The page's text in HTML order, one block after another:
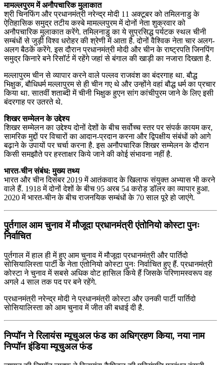
मामल्‍लपुरम में अनौपचारिक मुलाकात
श्री चिनफिंग और प्रधानमंत्री नरेन्‍द्र मोदी 11 अक्टूबर को तमिलनाडु के
ऐतिहासिक समुद्र तटीय कस्‍बे मामल्‍लपुरम में दोनों नेता शुक्रवार को
अनौपचारिक मुलाकात करेंगे. तमिलनाडु का ये सुप्रसिद्ध पर्यटक स्‍थल चीनी
सम्‍बंधों से जुड़ी विश्‍व धरोहर की श्रेणी में आता है. दोनों वैश्विक नेता चार अलग-
अलग बैठकें करेंगे. इस दौरान प्रधानमंत्री मोदी और चीन के राष्ट्रपति जिनपिंग
समुद्र किनारे बने रिसॉर्ट में रहेंगे जहां से बंगाल की खाड़ी का नजारा दिखता है.
मल्‍लापुरम चीन से व्‍यापार करने वाले पल्‍लव राजवंश का बंदरगाह था. बौद्ध
भिक्षुक, बौधिधर्म मल्‍लापुरम से ही चीन गए थे और उन्‍होंने वहां बौद्ध धर्म का प्रचार
किया था. सातवीं शताब्‍दी में चीनी भिक्षुक हुएन सांग कांचीपुरम जाने के लिए इसी
बंदरगाह पर उतरते थे.
शिखर सम्‍मेलन के उद्देश्‍य
शिखर सम्‍मेलन का उद्देश्‍य दोनों देशों के बीच सर्वोच्‍च स्‍तर पर संपर्क कायम कर,
सामरिक मुद्दों पर विचारों का आदान-प्रदान करना और द्विपक्षीय संबंधों को आगे
बढ़ाने के उपायों पर चर्चा करना है. इस अनौपचारिक शिखर सम्‍मेलन के दौरान
किसी समझौते पर हस्‍ताक्षर किये जाने की कोई संभावना नहीं है.
भारत-चीन संबंध: मुख्य तथ्य
भारत और चीन दिसंबर 2019 में आतंकवाद के खिलाफ संयुक्‍त अभ्‍यास भी करने
वाले हैं. 1918 में दोनों देशों के बीच 95 अरब 54 करोड़ डॉलर का व्‍यापार हुआ.
2020 में भारत-चीन के बीच राजनयिक सम्‍बंधों के 70 साल पूरे हो जाएंगे.
पुर्तगाल आम चुनाव में मौजूदा प्रधानमंत्री एंतोनियो कोस्‍टा पुनः
निर्वाचित
पुर्तगाल में हाल ही में हुए आम चुनाव में मौजूदा प्रधानमंत्री और पार्तिदो
सोसियालिस्‍ता पार्टी के नेता एंतोनियो कोस्‍टा पुनः निर्वाचित हुए हैं. प्रधानमंत्री
कोस्टा ने चुनाव में सबसे अधिक वोट हासिल किये हैं जिसके परिणामस्वरूप वह
अगले 4 साल तक पद पर बने रहेंगे.
प्रधानमंत्री नरेन्‍द्र मोदी ने प्रधानमंत्री कोस्‍टा और उनकी पार्टी पार्तिदो
सोसियालिस्‍ता को आम चुनाव में जीत की बधाई दी है.
निप्पॉन ने रिलायंस म्यूचुअल फंड का अधिग्रहण किया, नया नाम
निप्पॉन इंडिया म्यूचुअल फंड